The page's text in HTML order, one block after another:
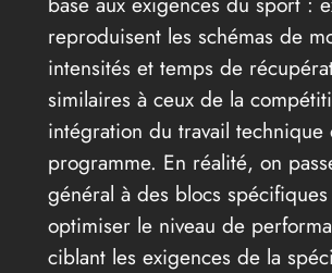
reproduisent les schémas de
intensités et temps de
similaires à ceux de la
intégration du travail technique
programme. En réalité, on
général à des blocs
optimiser le niveau de
ciblant les exigences de la